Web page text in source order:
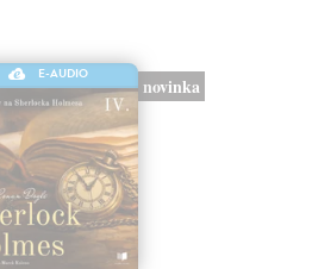
E-AUDIO
novinka